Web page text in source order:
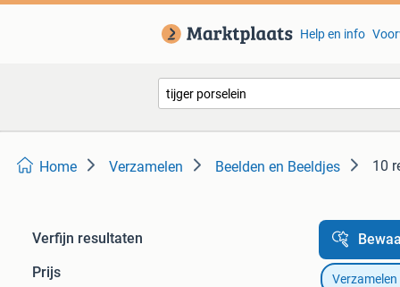
Help en info
Home Verzamelen Beelden en Beeldjes 10
Verfijn resultaten
Prijs
Verzamelen